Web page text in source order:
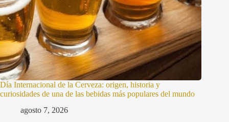
Día Internacional de la Cerveza: origen, historia y
curiosidades de una de las bebidas más populares del mundo
agosto 7, 2026